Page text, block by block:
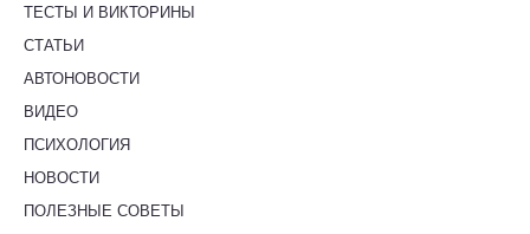
ТЕСТЫ И ВИКТОРИНЫ
СТАТЬИ
АВТОНОВОСТИ
ВИДЕО
ПСИХОЛОГИЯ
НОВОСТИ
ПОЛЕЗНЫЕ СОВЕТЫ